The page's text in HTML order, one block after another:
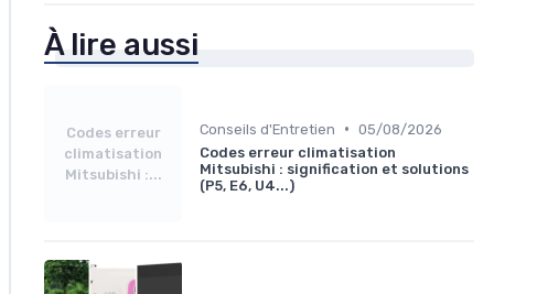
À lire aussi
Codes erreur
climatisation
Mitsubishi :...
Conseils d'Entretien • 05/08/2026
Codes erreur climatisation
Mitsubishi : signification et solutions
(P5, E6, U4...)